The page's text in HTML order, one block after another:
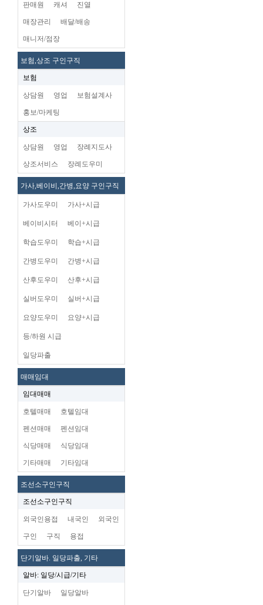
판매원 캐셔 진열
매장관리 배달/배송
매니저/점장
보험,상조 구인구직
보험
상담원 영업 보험설계사
홍보/마케팅
상조
상담원 영업 장례지도사
상조서비스 장례도우미
가사,베이비,간병,요양 구인구직
가사도우미 가사+시급
베이비시터 베이+시급
학습도우미 학습+시급
간병도우미 간병+시급
산후도우미 산후+시급
실버도우미 실버+시급
요양도우미 요양+시급
등/하원 시급
일당파출
매매임대
임대매매
호텔매매 호텔임대
펜션매매 펜션임대
식당매매 식당임대
기타매매 기타임대
조선소구인구직
조선소구인구직
외국인용접 내국인 외국인
구인 구직 용접
단기알바. 일당파출, 기타
알바: 일당/시급/기타
단기알바 일당알바